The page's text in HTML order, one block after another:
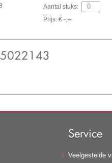
Aantal stuks:
Prijs: € -,--
Service
Veelgestelde